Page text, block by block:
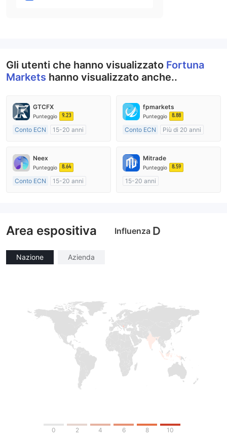
Gli utenti che hanno visualizzato Fortuna
Markets hanno visualizzato anche..
GTCFX
Punteggio 9.23
Conto ECN
15-20 anni
Market Making (MM)
Etichetta principale MT4
fpmarkets
Punteggio 8.88
Conto ECN
Più di 20 anni
Market Making (MM)
Etichetta principale MT4
Neex
Punteggio 8.64
Conto ECN
15-20 anni
Mitrade
Punteggio 8.59
15-20 anni
Area espositiva Influenza D
Nazione Azienda
0 2 4 6 8 10